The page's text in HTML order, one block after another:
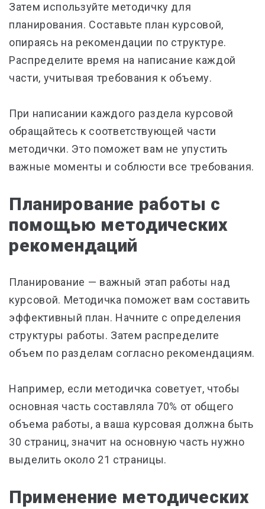
Затем используйте методичку для
планирования. Составьте план курсовой,
опираясь на рекомендации по структуре.
Распределите время на написание каждой
части, учитывая требования к объему.
При написании каждого раздела курсовой
обращайтесь к соответствующей части
методички. Это поможет вам не упустить
важные моменты и соблюсти все требования.
Планирование работы с
помощью методических
рекомендаций
Планирование — важный этап работы над
курсовой. Методичка поможет вам составить
эффективный план. Начните с определения
структуры работы. Затем распределите
объем по разделам согласно рекомендациям.
Например, если методичка советует, чтобы
основная часть составляла 70% от общего
объема работы, а ваша курсовая должна быть
30 страниц, значит на основную часть нужно
выделить около 21 страницы.
Применение методических